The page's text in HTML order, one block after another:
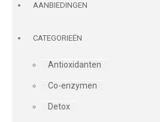
AANBIEDINGEN
CATEGORIEËN
Antioxidanten
Co-enzymen
Detox